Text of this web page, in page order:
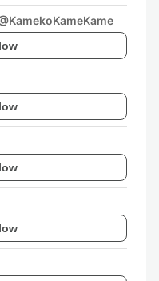
KamekoKameKame